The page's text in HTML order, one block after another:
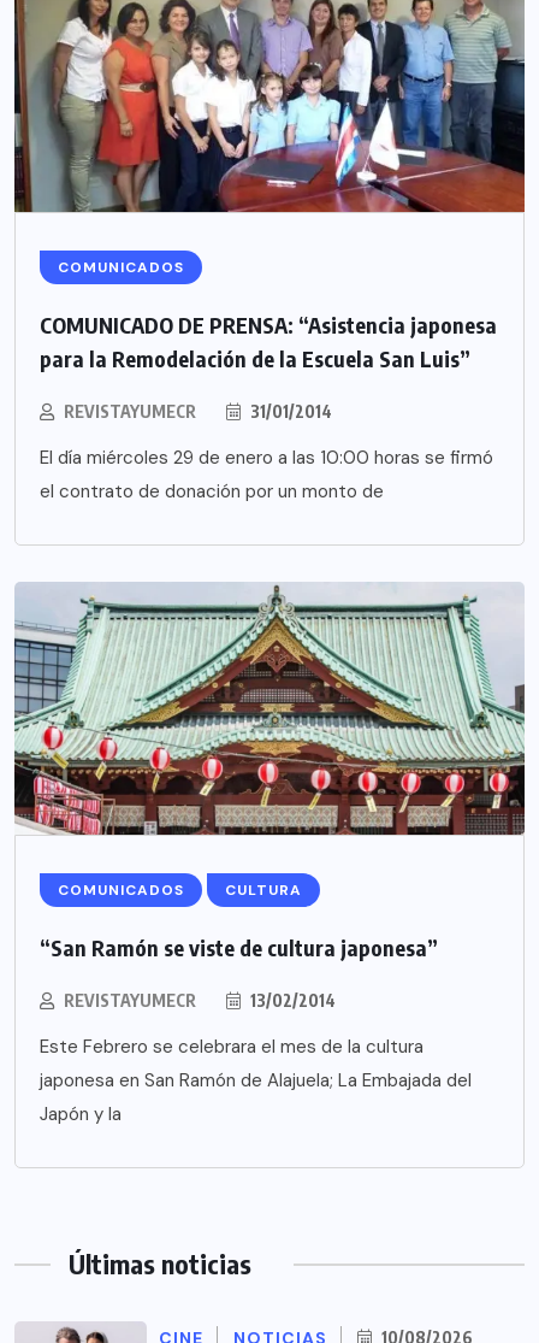
COMUNICADOS
COMUNICADO DE PRENSA: “Asistencia japonesa
para la Remodelación de la Escuela San Luis”
REVISTAYUMECR 31/01/2014
El día miércoles 29 de enero a las 10:00 horas se firmó
el contrato de donación por un monto de
COMUNICADOS CULTURA
“San Ramón se viste de cultura japonesa”
REVISTAYUMECR 13/02/2014
Este Febrero se celebrara el mes de la cultura
japonesa en San Ramón de Alajuela; La Embajada del
Japón y la
Últimas noticias
10/08/2026